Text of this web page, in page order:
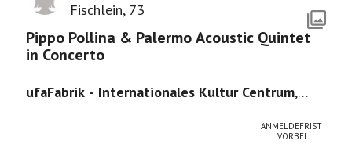
Fischlein, 73
Pippo Pollina & Palermo Acoustic Quintet
in Concerto
ufaFabrik - Internationales Kultur Centrum,
ANMELDEFRIST
VORBEI